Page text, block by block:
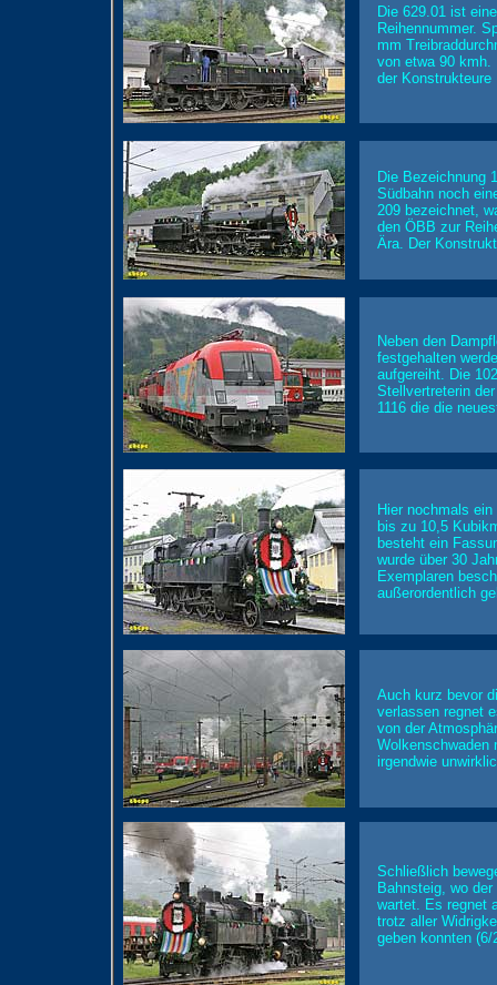
Die 629.01 ist
Reihennummer.
mm
von etwa 90 kmh.
der
Die Bezeichnung
Südbahn noch
209 bezeichnet,
den ÖBB zur
Ära. Der
Neben den
festgehalten
aufgereiht. Die
Stellvertreterin
1116 die die
Hier nochmals
bis zu 10,5
besteht ein
wurde über 30
Exemplaren
außerordentlich
Auch kurz bevor
verlassen regnet
von der
Wolkenschwaden
irgendwie
Schließlich
Bahnsteig, wo
wartet. Es regnet
trotz aller
geben konnten (6/